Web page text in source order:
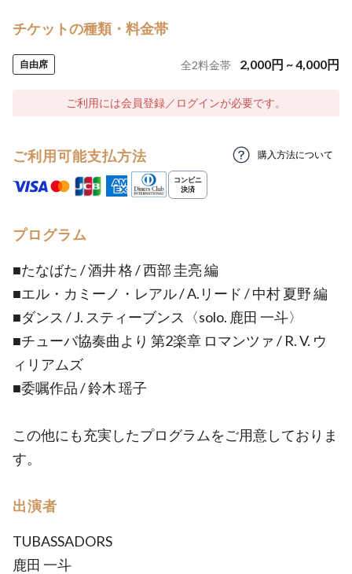
チケットの種類・料金帯
自由席 全2料金帯 2,000円 ~4,000円
ご利用には会員登録／ログインが必要です。
ご利用可能支払方法 購入方法について
プログラム
■たなばた / 酒井 格 / 西部 圭亮 編
■エル・カミーノ・レアル / A.リード / 中村 夏野 編
■ダンス / J. スティーブンス〈solo. 鹿田 一斗〉
■チューバ協奏曲より 第2楽章 ロマンツァ / R. V. ウ
ィリアムズ
■委嘱作品 / 鈴木 瑶子
この他にも充実したプログラムをご用意しておりま
す。
出演者
TUBASSADORS
鹿田 一斗